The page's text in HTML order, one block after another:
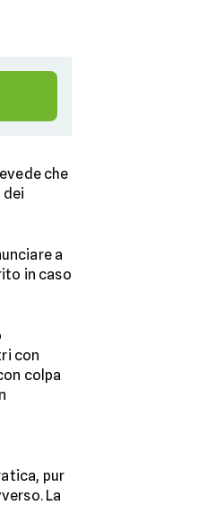
che
a
in caso
con
colpa
pur
La